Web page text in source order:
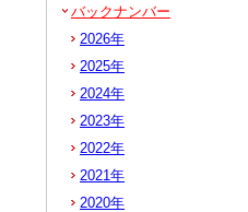
バックナンバー
2026年
2025年
2024年
2023年
2022年
2021年
2020年